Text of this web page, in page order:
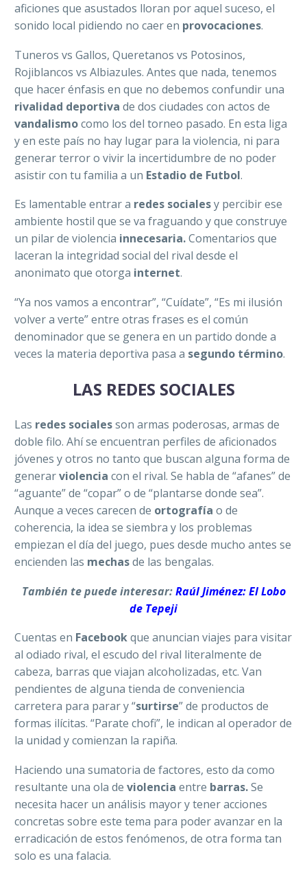
aficiones que asustados lloran por aquel suceso, el
sonido local pidiendo no caer en provocaciones.
Tuneros vs Gallos, Queretanos vs Potosinos,
Rojiblancos vs Albiazules. Antes que nada, tenemos
que hacer énfasis en que no debemos confundir una
rivalidad deportiva de dos ciudades con actos de
vandalismocomo los del torneo pasado. En esta liga
y en este país no hay lugar para la violencia, ni para
generar terror o vivir la incertidumbre de no poder
asistir con tu familia a un Estadio de Futbol.
Es lamentable entrar a redes socialesy percibir ese
ambiente hostil que se va fraguando y que construye
un pilar de violencia innecesaria.Comentarios que
laceran la integridad social del rival desde el
anonimato que otorga internet.
“Ya nos vamos a encontrar”, “Cuídate”, “Es mi ilusión
volver a verte” entre otras frases es el común
denominador que se genera en un partido donde a
veces la materia deportiva pasa a segundo término.
LAS REDES SOCIALES
Las redes socialesson armas poderosas, armas de
doble filo. Ahí se encuentran perfiles de aficionados
jóvenes y otros no tanto que buscan alguna forma de
generarviolencia con el rival. Se habla de “afanes” de
“aguante” de “copar” o de “plantarse donde sea”.
Aunque a veces carecen de ortografía o de
coherencia, la idea se siembra y los problemas
empiezan el día del juego, pues desde mucho antes se
encienden las mechasde las bengalas.
También te puede interesar:Raúl Jiménez: El Lobo
de Tepeji
Cuentas en Facebookque anuncian viajes para visitar
al odiado rival, el escudo del rival literalmente de
cabeza, barras que viajan alcoholizadas, etc. Van
pendientes de alguna tienda de conveniencia
carretera para parar y “surtirse” de productos de
formas ilícitas. “Parate chofi”, le indican al operador de
la unidad y comienzan la rapiña.
Haciendo una sumatoria de factores, esto da como
resultante una ola de violencia entre barras.Se
necesita hacer un análisis mayor y tener acciones
concretas sobre este tema para poder avanzar en la
erradicación de estos fenómenos, de otra forma tan
solo es una falacia.